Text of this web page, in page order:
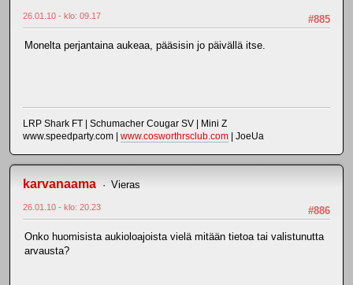
#885
26.01.10 - klo: 09.17
Monelta perjantaina aukeaa, pääsisin jo päivällä itse.
LRP Shark FT | Schumacher Cougar SV | Mini Z
www.speedparty.com | www.cosworthrsclub.com | JoeUa
karvanaama Vieras
#886
26.01.10 - klo: 20.23
Onko huomisista aukioloajoista vielä mitään tietoa tai valistunutta
arvausta?